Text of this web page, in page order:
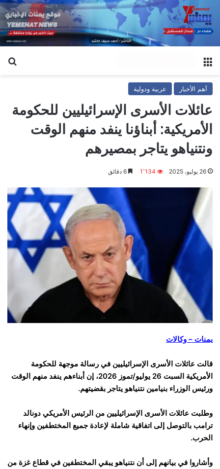
أهم الأخبار عربية ودولية
عائلات الأسرى الإسرائيليين للحكومة
الأمريكية: أبناؤنا ينفد منهم الوقت
ونتنياهو يتاجر بمصيرهم
26 يوليو، 2025 1٬134
يمنات – وكالات
قالت عائلات الأسرى الإسرائيليين في رسالة موجهة للحكومة
الأمريكية السبت 26 يوليو/تموز 2026، إن أبناءهم ينفد منهم الوقت
ورئيس الوزراء بنيامين نتنياهو يتاجر بقضيتهم.
وطلبت عائلات الأسرى الإسرائيليين من الرئيس الأمريكي دونالد
ترامب بالتوصل إلى اتفاقية شاملة لإعادة جميع المختطفين وإنهاء
الحرب.
وأشاروا في بيانهم إلى أن نتنياهو يبقي المختطفين في قطاع غزة من